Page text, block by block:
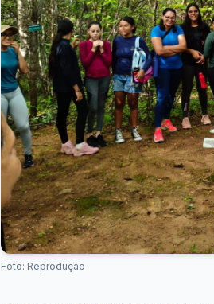
Foto: Reprodução